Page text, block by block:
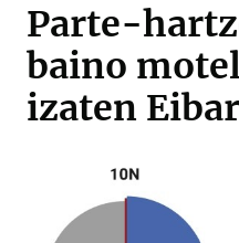
Parte-
baino
izaten